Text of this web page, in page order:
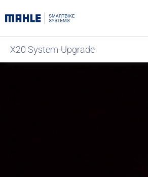
X20 System-Upgrade